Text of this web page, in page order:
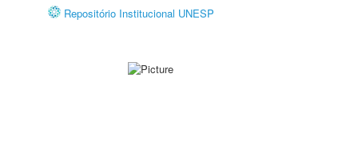
Repositório Institucional UNESP